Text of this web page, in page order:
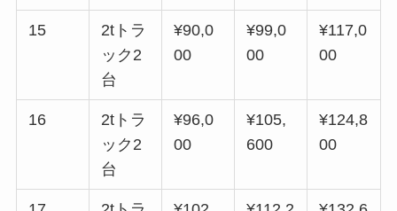
15
2tトラ
ック2
台
¥90,0
00
¥99,0
00
¥117,0
00
16
2tトラ
ック2
台
¥96,0
00
¥105,
600
¥124,8
00